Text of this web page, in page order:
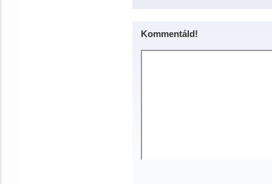
Kommentáld!